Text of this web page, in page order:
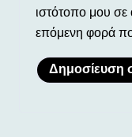
ιστότοπο μου σε
επόμενη φορά